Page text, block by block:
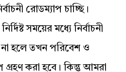
রোডম্যাপ চাচ্ছি।
সময়ের মধ্যে নির্বাচনী
হলে তখন পরিবেশ ও
গ্রহণ করা হবে। কিন্তু আমরা